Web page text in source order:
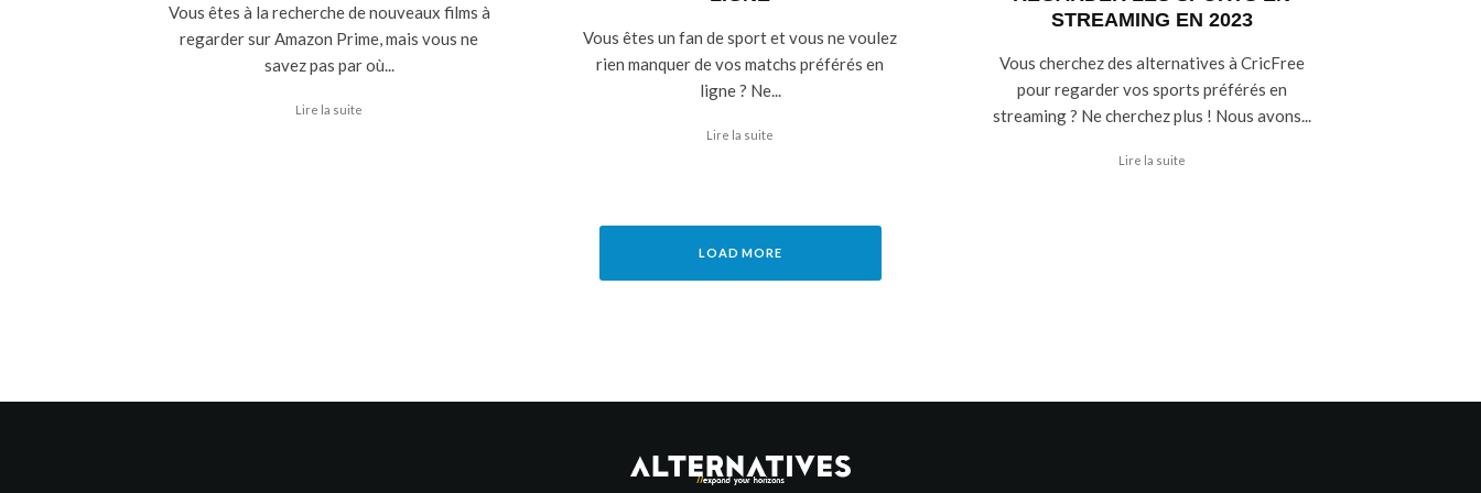
Vous êtes à la recherche de nouveaux films à
regarder sur Amazon Prime, mais vous ne
savez pas par où...
Lire la suite
Vous êtes un fan de sport et vous ne voulez
rien manquer de vos matchs préférés en
ligne ? Ne...
Lire la suite
STREAMING EN 2023
Vous cherchez des alternatives à CricFree
pour regarder vos sports préférés en
streaming ? Ne cherchez plus ! Nous avons...
Lire la suite
LOAD MORE